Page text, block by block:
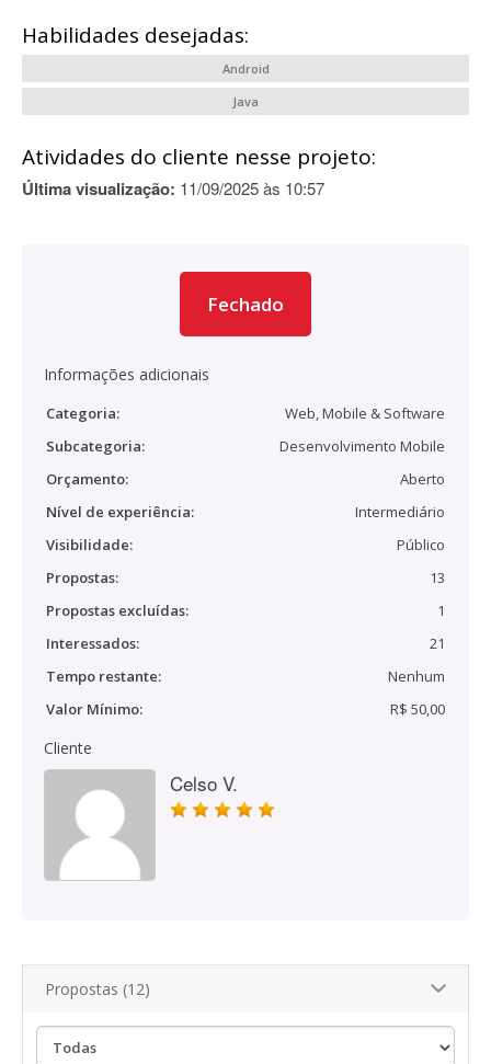
Habilidades desejadas:
Android
Java
Atividades do cliente nesse projeto:
Última visualização: 11/09/2025 às 10:57
Fechado
Informações adicionais
Categoria:
Web, Mobile & Software
Subcategoria:
Desenvolvimento Mobile
Orçamento:
Aberto
Nível de experiência:
Intermediário
Visibilidade:
Público
Propostas:
13
Propostas excluídas:
1
Interessados:
21
Tempo restante:
Nenhum
Valor Mínimo:
R$ 50,00
Cliente
Celso V.
Propostas (12)